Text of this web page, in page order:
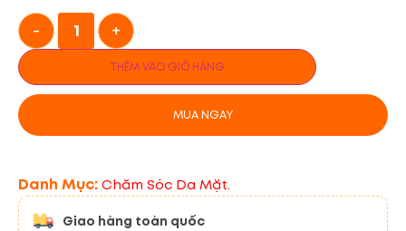
- +
THÊM VÀO GIỎ HÀNG
MUA NGAY
Danh Mục:Chăm Sóc Da Mặt.
Giao hàng toàn quốc